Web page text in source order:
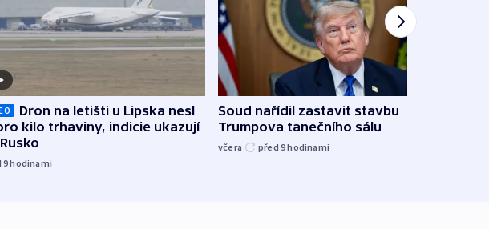
Dron na letišti u Lipska nesl
kilo trhaviny, indicie ukazují
9hodinami
Soud nařídil zastavit stavbu
Trumpova tanečního sálu
včera před 9hodinami